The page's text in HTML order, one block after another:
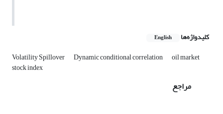
کلیدواژه‌ها English
Volatility Spillover Dynamic conditional correlation oil market
stock index
مراجع